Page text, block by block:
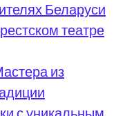
Беларуси
театре
из